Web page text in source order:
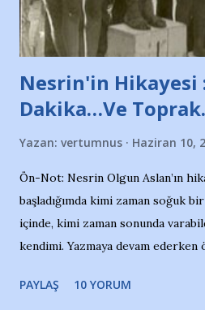
yazının hemen ardından bu habe...
Nesrin'in Hikayesi
Dakika…Ve
Yazan: vertumnus Haziran 10,
Ön-Not: Nesrin Olgun Aslan’ın
başladığımda kimi zaman soğuk
içinde, kimi zaman sonunda
kendimi. Yazmaya devam
Yazımı, ağlayarak bitirebildim
PAYLAŞ 10 YORUM